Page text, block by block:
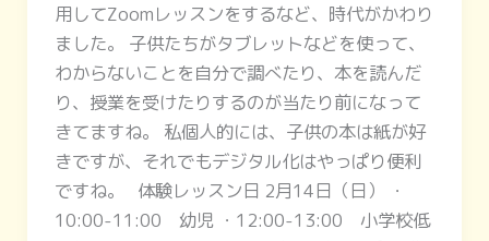
用してZoomレッスンをするなど、時代がかわり
ました。 子供たちがタブレットなどを使って、
わからないことを自分で調べたり、本を読んだ
り、授業を受けたりするのが当たり前になって
きてますね。 私個人的には、子供の本は紙が好
きですが、それでもデジタル化はやっぱり便利
ですね。 体験レッスン日 2月14日（日） ・
10:00-11:00 幼児 ・12:00-13:00 小学校低